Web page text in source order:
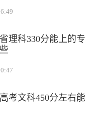
理科330分能上的专
考文科450分左右能